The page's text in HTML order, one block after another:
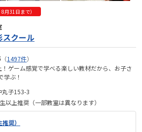
月31日まで）
クール
（1497件）
ゲーム感覚で学べる楽しい教材だから、お子さ
学ぶ！
丸子153-3
上推奨（一部教室は異なります）
奨）